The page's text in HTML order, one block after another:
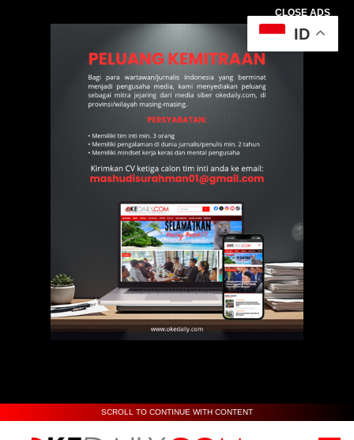
CLOSE ADS
SCROLL TO CONTINUE WITH CONTENT
ID